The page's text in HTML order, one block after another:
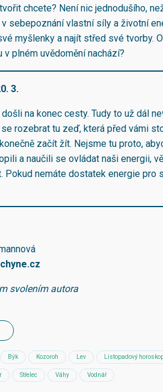
chcete? Není nic jednodušího,
sebepoznání vlastní síly a životní
myšlenky a najít střed své tvorby.
v plném uvědomění nachází?
3.
na konec cesty. Tudy to už dál
rozebrat tu zeď, která před vámi
začít žít. Nejsme tu proto,
a naučili se ovládat naši energii,
Pokud nemáte dostatek energie pro
svolením autora
Býk Kozoroh Lev Listopadový
Střelec Váhy Vodnář